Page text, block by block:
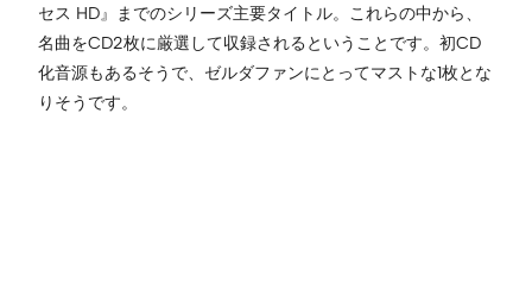
セス HD』までのシリーズ主要タイトル。これらの中から、
名曲をCD2枚に厳選して収録されるということです。初CD
化音源もあるそうで、ゼルダファンにとってマストな1枚とな
りそうです。